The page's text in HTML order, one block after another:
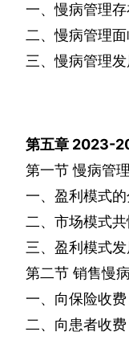
一、慢病管理
二、慢病管理
三、慢病管理
第五章 2023-
第一节 慢病管
一、盈利模式
二、市场模式
三、盈利模式
第二节 销售慢
一、向保险收费
二、向患者收费